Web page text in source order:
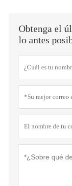
Obtenga el
lo antes